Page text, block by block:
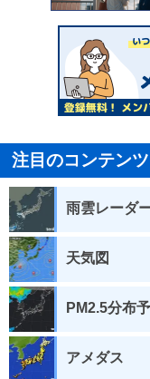
注目のコンテンツ
雨雲レーダ
天気図
PM2.5分布
アメダス